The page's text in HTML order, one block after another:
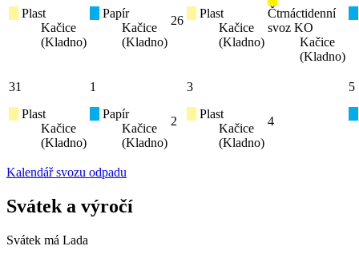
Plast
Kačice
(Kladno)
Papír
Kačice
(Kladno)
26
Plast
Kačice
(Kladno)
Čtrnáctidenní
svoz KO
Kačice
(Kladno)
31
Plast
Kačice
(Kladno)
1
Papír
Kačice
(Kladno)
2
3
Plast
Kačice
(Kladno)
4
5
Kalendář svozu odpadu
Svátek a výročí
Svátek má Lada